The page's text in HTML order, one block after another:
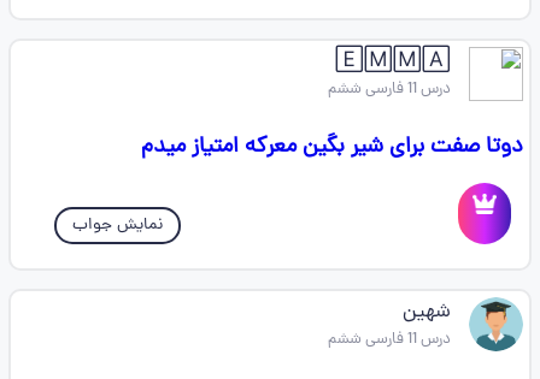
🄴🄼🄼🄰
درس 11 فارسی ششم
دوتا صفت برای شیر بگین معرکه امتیاز میدم
نمایش جواب
شهین
درس 11 فارسی ششم